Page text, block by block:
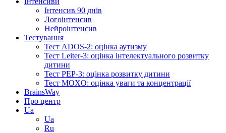
Інтенсив 90 днів
Логоінтенсив
Нейроінтенсив
Тестування
Тест ADOS-2: оцінка аутизму
Тест Leiter-3: оцінка інтелектуального розвитку
дитини
Тест PEP-3: оцінка розвитку дитини
Тест MOXO: оцінка уваги та концентрації
BrainsWay
Про центр
Ua
Ua
Ru